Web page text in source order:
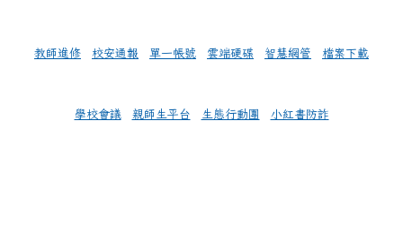
教師進修 校安通報 單一帳號 雲端硬碟 智慧網管 檔案下載
學校會議 親師生平台 生態行動團 小紅書防詐